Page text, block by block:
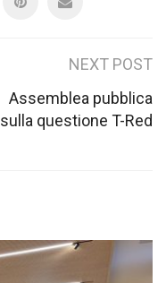
NEXT POST
Assemblea pubblica
sulla questione T-Red